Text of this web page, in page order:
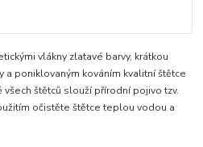
vlákny zlatavé barvy, krátkou
a poniklovaným kováním kvalitní štětce
všech štětců slouží přírodní pojivo tzv.
očistěte štětce teplou vodou a